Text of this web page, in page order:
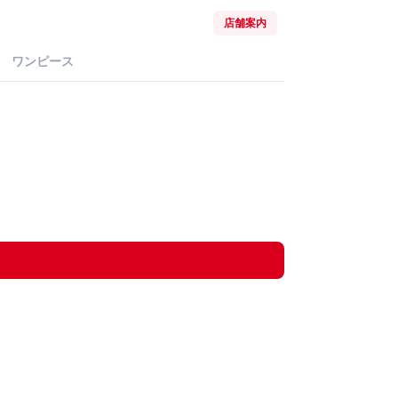
店舗案内
ワンピース